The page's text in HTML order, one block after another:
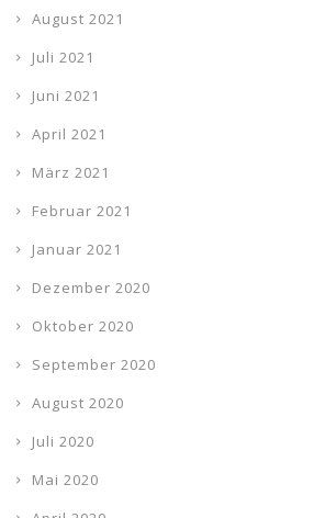
August 2021
Juli 2021
Juni 2021
April 2021
März 2021
Februar 2021
Januar 2021
Dezember 2020
Oktober 2020
September 2020
August 2020
Juli 2020
Mai 2020